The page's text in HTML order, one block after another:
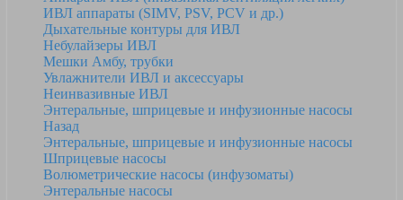
ИВЛ аппараты (SIMV, PSV, PCV и др.)
Дыхательные контуры для ИВЛ
Небулайзеры ИВЛ
Мешки Амбу, трубки
Увлажнители ИВЛ и аксессуары
Неинвазивные ИВЛ
Энтеральные, шприцевые и инфузионные насосы
Назад
Энтеральные, шприцевые и инфузионные насосы
Шприцевые насосы
Волюметрические насосы (инфузоматы)
Энтеральные насосы